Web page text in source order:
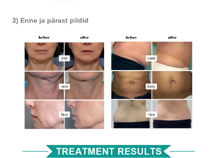
3) Enne ja pärast pildid